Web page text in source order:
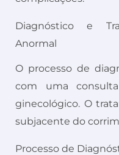
Diagnóstico e
Anormal
O processo de
com uma
ginecológico. O
subjacente do
Processo de